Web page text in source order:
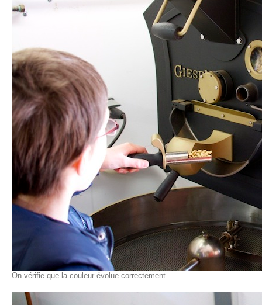
On vérifie que la couleur évolue correctement...